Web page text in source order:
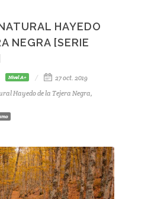
HAYEDO
NEGRA [SERIE
Nivel A+
27 oct. 2019
Hayedo de la Tejera Negra,